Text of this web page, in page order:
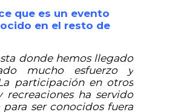
que es un evento
en el resto de
donde hemos llegado
mucho esfuerzo y
participación en otros
recreaciones ha servido
para ser conocidos fuera